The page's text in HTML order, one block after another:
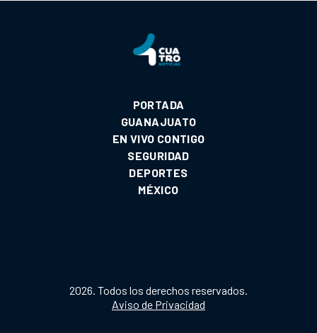
PORTADA
GUANAJUATO
EN VIVO CONTIGO
SEGURIDAD
DEPORTES
MÉXICO
2026. Todos los derechos reservados.
Aviso de Privacidad